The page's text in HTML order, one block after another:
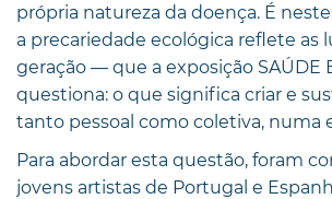
própria natureza da doença. É
a precariedade ecológica reflete as
geração — que a exposição SAÚDE
questiona: o que significa criar e
tanto pessoal como coletiva, numa
Para abordar esta questão, foram
jovens artistas de Portugal e